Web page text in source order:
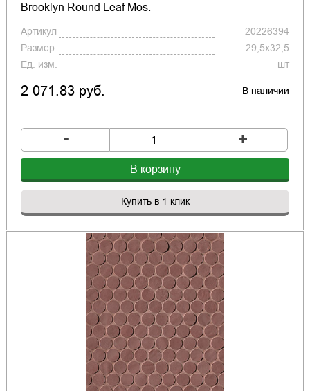
Brooklyn Round Leaf Mos.
Артикул
20226394
Размер
29,5x32,5
Ед. изм.
шт
2 071.83 руб. В наличии
- +
В корзину
Купить в 1 клик